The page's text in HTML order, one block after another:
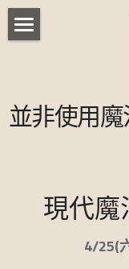
並非使用
所有博客分
心理測驗
特惠商品
歐比路老師課
台灣本土藥
台灣本土
陰陽眼修練
實用魔法小課
重生巫毒娃
胡督魔法
現代魔
4/25(